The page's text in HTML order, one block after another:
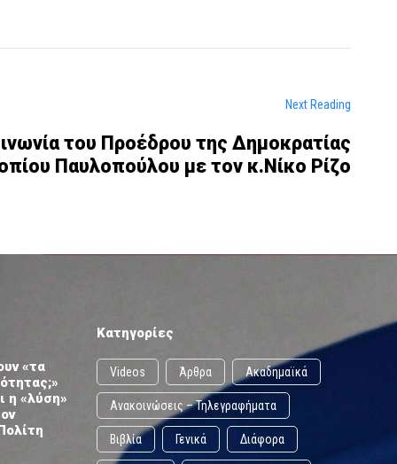
Next Reading
του Προέδρου της Δημοκρατίας
Παυλοπούλου με τον κ.Νίκο Ρίζο
«τα
η «λύση»
Κατηγορίες
Videos Άρθρα Ακαδημαϊκά
Ανακοινώσεις – Τηλεγραφήματα
Βιβλία Γενικά Διάφορα